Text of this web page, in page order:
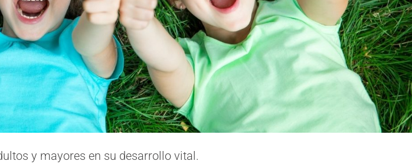
y mayores en su desarrollo vital.